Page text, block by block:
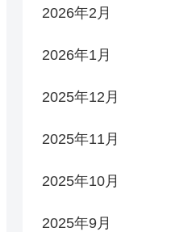
2026年2月
2026年1月
2025年12月
2025年11月
2025年10月
2025年9月